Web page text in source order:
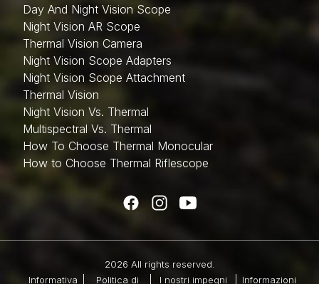
Day And Night Vision Scope
Night Vision AR Scope
Thermal Vision Camera
Night Vision Scope Adapters
Night Vision Scope Attachment
Thermal Vision
Night Vision Vs. Thermal
Multispectral Vs. Thermal
How To Choose Thermal Monocular
How to Choose Thermal Riflescope
2026 All rights reserved.
Informativa
Politica di I nostri impegni Informazioni